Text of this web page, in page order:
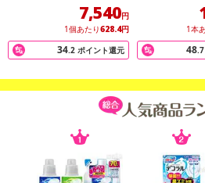
のフタなどのプラスチック部分に液が
る。放置すると傷むことがある。●直
高温になる所に置かない。
注意事項
商品到着時点でのお日持ち期間は、配
のでご了承ください。
7,540円
1個あたり628.4円
34.2 ポイント還元
1本
48.7